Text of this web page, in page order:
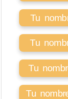
Tu
Tu
Tu
Tu